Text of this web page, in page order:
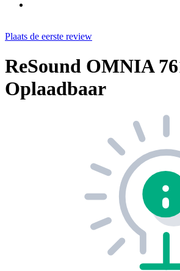
Plaats de eerste review
ReSound OMNIA
Oplaadbaar